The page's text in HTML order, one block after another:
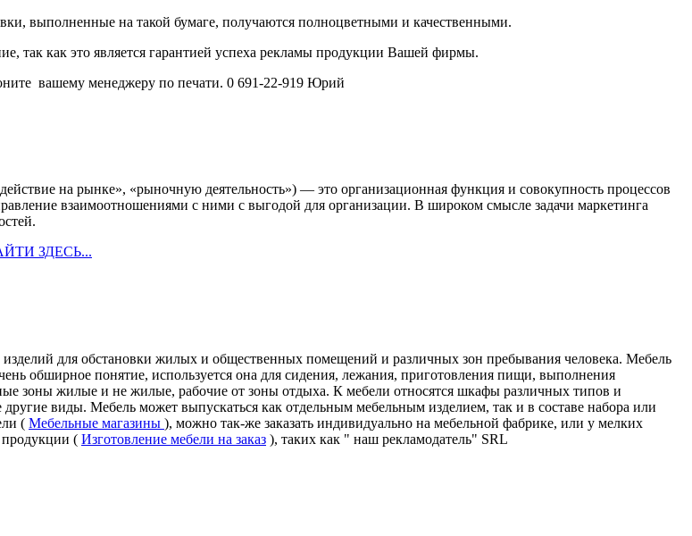
выполненные на такой бумаге, получаются полноцветными и качественными.
так как это является гарантией успеха рекламы продукции Вашей фирмы.
вашему менеджеру по печати. 0 691-22-919 Юрий
на рынке», «рыночную деятельность») — это организационная функция и совокупность процессов
взаимоотношениями с ними с выгодой для организации. В широком смысле задачи маркетинга
ЗДЕСЬ...
для обстановки жилых и общественных помещений и различных зон пребывания человека. Мебель
обширное понятие, используется она для сидения, лежания, приготовления пищи, выполнения
зоны жилые и не жилые, рабочие от зоны отдыха. К мебели относятся шкафы различных типов и
виды. Мебель может выпускаться как отдельным мебельным изделием, так и в составе набора или
( Мебельные магазины ), можно так-же заказать индивидуально на мебельной фабрике, или у мелких
продукции ( Изготовление мебели на заказ ), таких как " наш рекламодатель" SRL